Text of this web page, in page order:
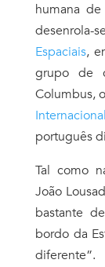
humana
desenrola-se
Espaciais,
grupo de
Columbus,
Internacional
português
Tal como
João
bastante
bordo da